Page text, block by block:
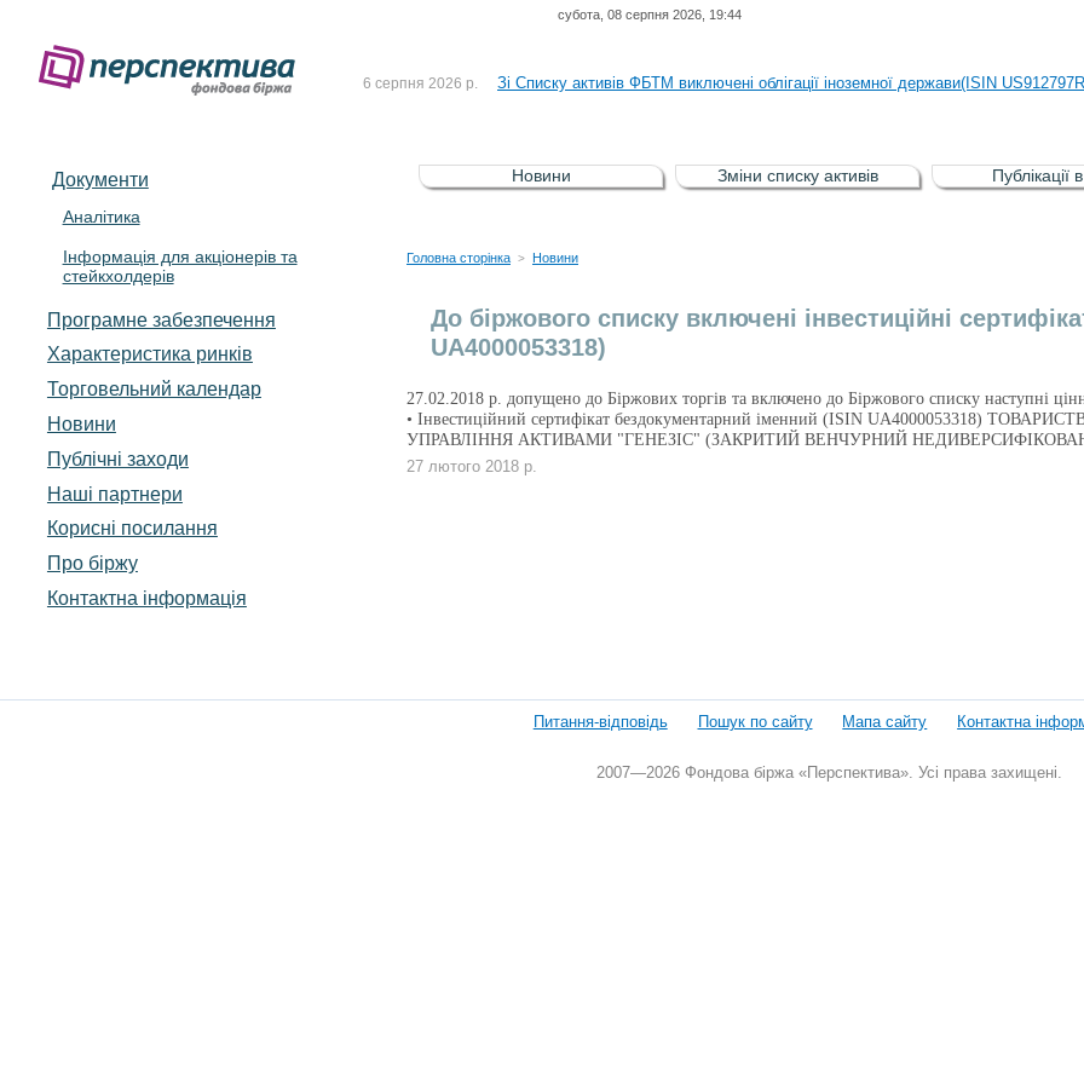
субота, 08 серпня 2026, 19:44
До Списку активів регульованого фондового ринку (РФР) включена
6 серпня 2026 р. Зі Списку активів ФБТМ виключені облігації іноземної держави(ISIN
5 серпня 2026 р. Зі списку активів РФР виключені Облігація внутрішніх державних позик
4 серпня 2026 р. До Списку активів регульованого фондового ринку (РФР) включена
Документи
Аналітика
Інформація для акціонерів та
стейкхолдерів
Програмне забезпечення
Характеристика pинків
Торговельний календар
Новини
Публічні заходи
Наші партнери
Корисні посилання
Про біржу
Контактна інформація
Новини Зміни списку активів Публікації
Головна сторінка > Новини
До біржового списку включені інвестиційні
UA4000053318)
27.02.2018 р. допущено до Біржових торгів та включено до Біржового списку наступні
• Інвестиційний сертифікат бездокументарний іменний (ISIN UA4000053318)
УПРАВЛІННЯ АКТИВАМИ "ГЕНЕЗІС" (ЗАКРИТИЙ ВЕНЧУРНИЙ
27 лютого 2018 р.
Питання-відповідь Пошук по сайту Мапа сайту Контактна
2007—2026 Фондова біржа «Перспектива». Усі права захищені.